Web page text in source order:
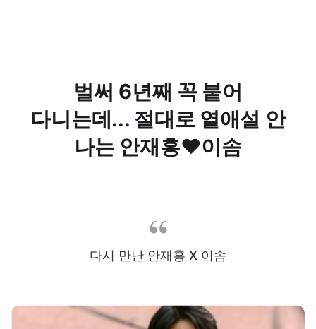
벌써 6년째 꼭 붙어
다니는데... 절대로 열애설 안
나는 안재홍♥이솜
다시 만난 안재홍 X 이솜